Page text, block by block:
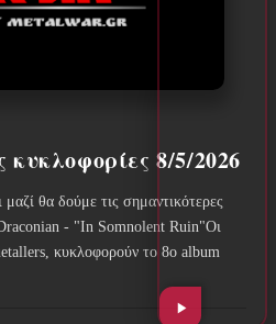
8/5/2026
θα δούμε τις σημαντικότερες
- "In Somnolent Ruin"Οι
κυκλοφορούν το 8ο album